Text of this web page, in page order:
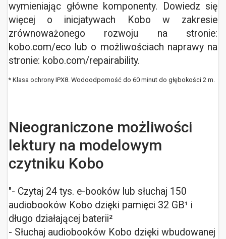
wymieniając główne komponenty. Dowiedz się
więcej o inicjatywach Kobo w zakresie
zrównoważonego rozwoju na stronie:
kobo.com/eco lub o możliwościach naprawy na
stronie: kobo.com/repairability.
* Klasa ochrony IPX8. Wodoodporność do 60 minut do głębokości 2 m.
Nieograniczone możliwości
lektury na modelowym
czytniku Kobo
"- Czytaj 24 tys. e-booków lub słuchaj 150
audiobooków Kobo dzięki pamięci 32 GB¹ i
długo działającej baterii²
- Słuchaj audiobooków Kobo dzięki wbudowanej